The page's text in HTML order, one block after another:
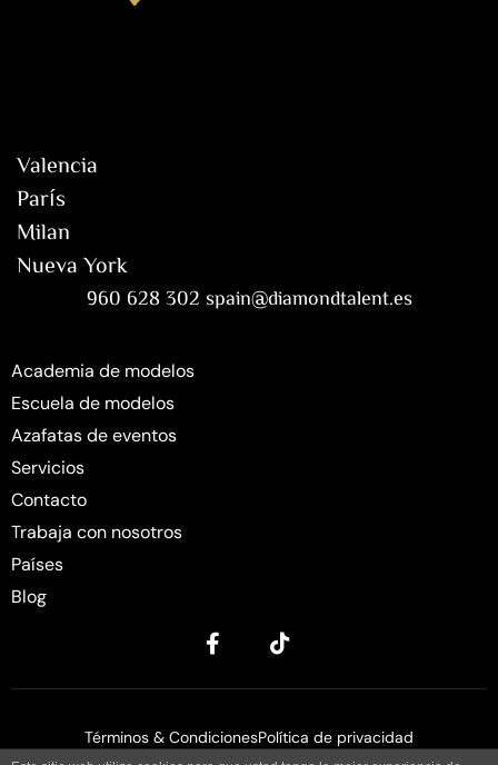
Valencia
París
Milan
Nueva York
960 628 302 spain@diamondtalent.es
Academia de modelos
Escuela de modelos
Azafatas de eventos
Servicios
Contacto
Trabaja con nosotros
Países
Blog
Términos & CondicionesPolítica de privacidad